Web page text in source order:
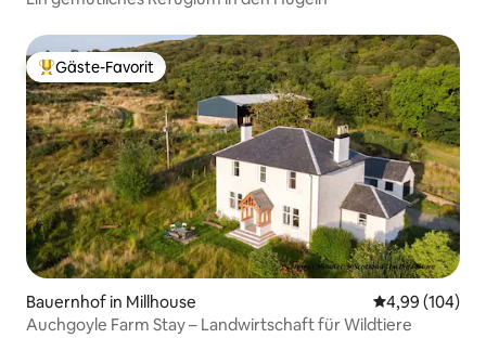
Beliebter Gäste-Favorit.
Gäste-Favorit
Bauernhof in Millhouse
4,99 (104)
Auchgoyle Farm Stay – Landwirtschaft für Wildtiere